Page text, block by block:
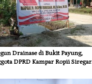
Drainase di Bukit Payung,
DPRD Kampar Ropii Siregar
Dasar